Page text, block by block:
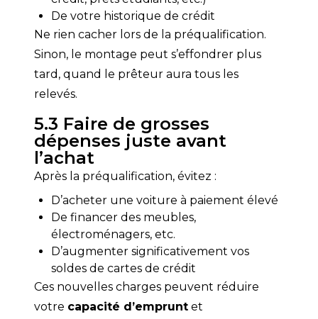
De votre historique de crédit
Ne rien cacher lors de la préqualification.
Sinon, le montage peut s’effondrer plus
tard, quand le prêteur aura tous les
relevés.
5.3 Faire de grosses
dépenses juste avant
l’achat
Après la préqualification, évitez :
D’acheter une voiture à paiement élevé
De financer des meubles,
électroménagers, etc.
D’augmenter significativement vos
soldes de cartes de crédit
Ces nouvelles charges peuvent réduire
votre capacité d’emprunt et